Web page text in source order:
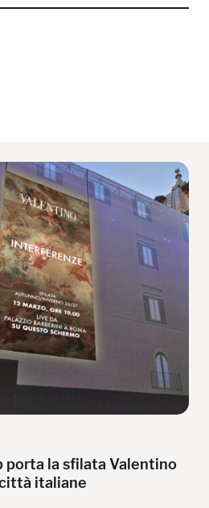
porta la sfilata Valentino
italiane